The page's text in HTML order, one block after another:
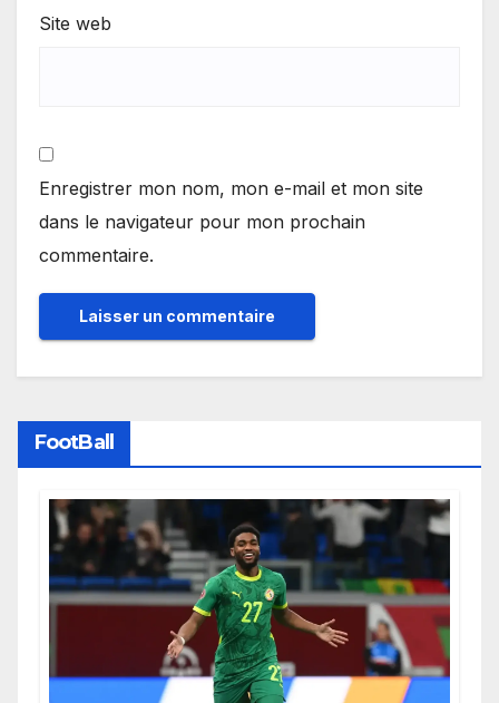
Site web
Enregistrer mon nom, mon e-mail et mon site
dans le navigateur pour mon prochain
commentaire.
FootBall